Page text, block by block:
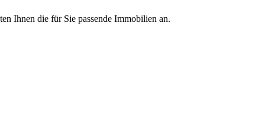
Ihnen die für Sie passende Immobilien an.